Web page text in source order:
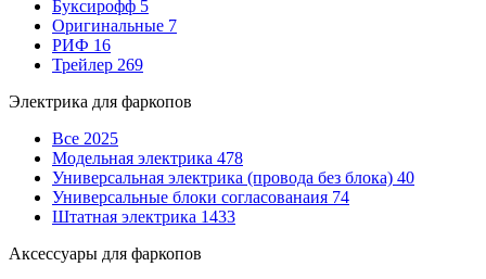
Буксирофф 5
Оригинальные 7
РИФ 16
Трейлер 269
Электрика для фаркопов
Все 2025
Модельная электрика 478
Универсальная электрика (провода без блока) 40
Универсальные блоки согласованаия 74
Штатная электрика 1433
Аксессуары для фаркопов